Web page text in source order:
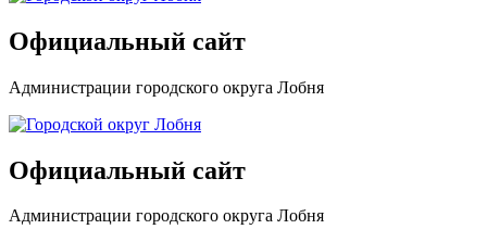
Официальный сайт
Администрации городского округа Лобня
Официальный сайт
Администрации городского округа Лобня